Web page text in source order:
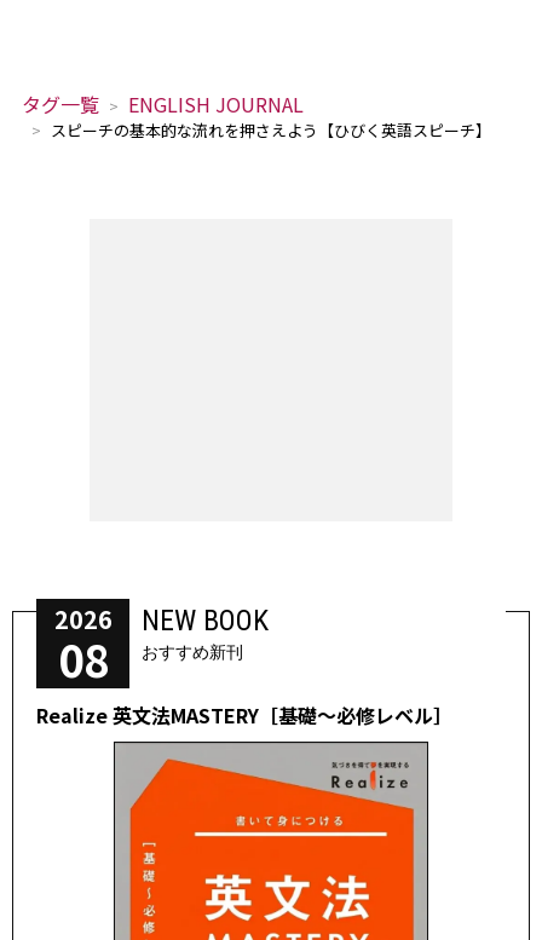
タグ一覧 ENGLISH JOURNAL
スピーチの基本的な流れを押さえよう【ひびく英語スピーチ】
2026
08
NEW BOOK
おすすめ新刊
Realize 英文法MASTERY［基礎～必修レベル］